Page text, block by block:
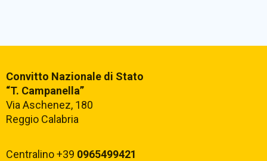
Convitto Nazionale di Stato
“T. Campanella”
Via Aschenez, 180
Reggio Calabria
Centralino +39 0965499421